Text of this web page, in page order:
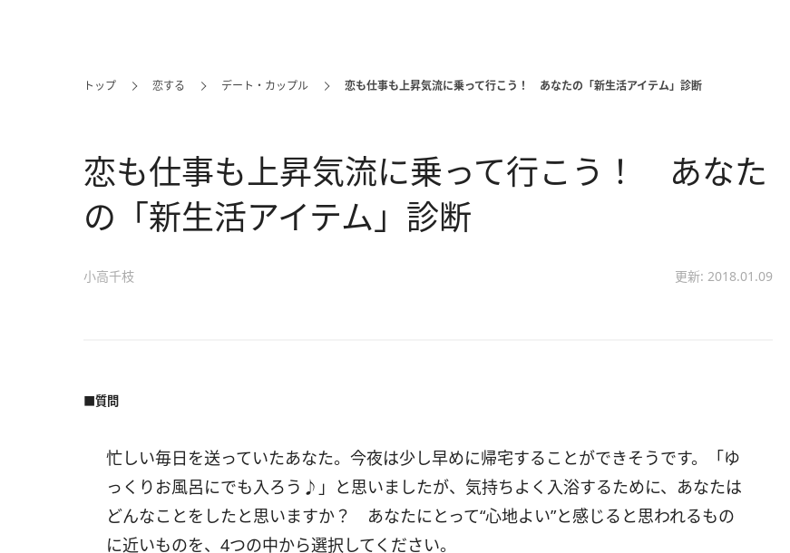
トップ 恋する デート・カップル 恋も仕事も上昇気流に乗って行こう！ あなたの「新生活アイテム」診断
恋も仕事も上昇気流に乗って行こう！ あなた
の「新生活アイテム」診断
小高千枝 更新: 2018.01.09
■質問
忙しい毎日を送っていたあなた。今夜は少し早めに帰宅することができそうです。「ゆ
っくりお風呂にでも入ろう♪」と思いましたが、気持ちよく入浴するために、あなたは
どんなことをしたと思いますか？ あなたにとって“心地よい”と感じると思われるもの
に近いものを、4つの中から選択してください。